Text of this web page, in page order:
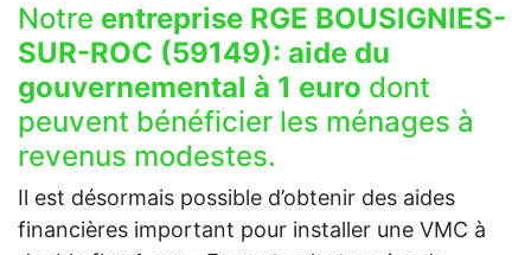
Notre entreprise RGE BOUSIGNIES-
SUR-ROC (59149): aide du
gouvernemental à 1 euro dont
peuvent bénéficier les ménages à
revenus modestes.
Il est désormais possible d’obtenir des aides
financières important pour installer une VMC à